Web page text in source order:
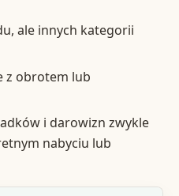
ale innych kategorii
z obrotem lub
i darowizn zwykle
nabyciu lub